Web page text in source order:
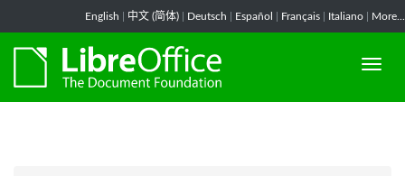
English 中文 (简体) Deutsch Español Français Italiano More...